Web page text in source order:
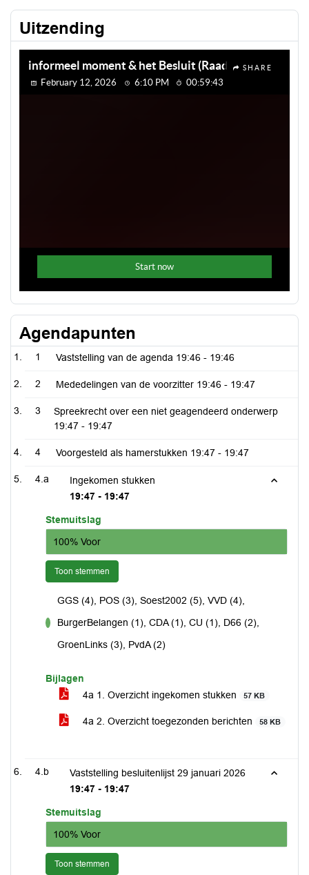
Uitzending
Agendapunten
1 Vaststelling van de agenda 19:46 - 19:46
2 Mededelingen van de voorzitter 19:46 - 19:47
3
Spreekrecht over een niet geagendeerd onderwerp
19:47 - 19:47
4 Voorgesteld als hamerstukken 19:47 - 19:47
4.a
Ingekomen stukken
19:47 - 19:47
Stemuitslag
100% Voor
Toon stemmen
GGS (4), POS (3), Soest2002 (5), VVD (4),
BurgerBelangen (1), CDA (1), CU (1), D66 (2),
GroenLinks (3), PvdA (2)
Bijlagen
4a 1. Overzicht ingekomen stukken
57 KB
4a 2. Overzicht toegezonden berichten 58 KB
4.b
Vaststelling besluitenlijst 29 januari 2026
19:47 - 19:47
Stemuitslag
100% Voor
Toon stemmen